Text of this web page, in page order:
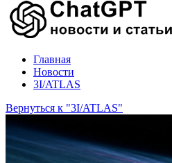
Главная
Новости
3I/ATLAS
Вернуться к "3I/ATLAS"